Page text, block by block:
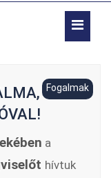
Fogalmak
a
hívtuk